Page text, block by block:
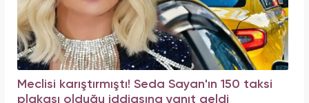
Meclisi karıştırmıştı! Seda Sayan'ın 150 taksi
plakası olduğu iddiasına yanıt geldi